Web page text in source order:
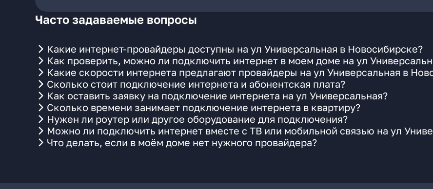
Часто задаваемые вопросы
Какие интернет-провайдеры доступны на ул Универсальная в Новосибирске?
Как проверить, можно ли подключить интернет в моем доме на ул
Какие скорости интернета предлагают провайдеры на ул Универсальная в
Сколько стоит подключение интернета и абонентская плата?
Как оставить заявку на подключение интернета на ул Универсальная?
Сколько времени занимает подключение интернета в квартиру?
Нужен ли роутер или другое оборудование для подключения?
Можно ли подключить интернет вместе с ТВ или мобильной связью на ул
Что делать, если в моём доме нет нужного провайдера?